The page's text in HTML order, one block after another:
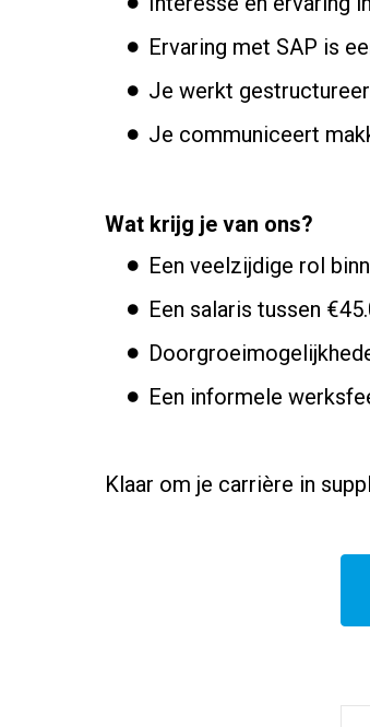
Ervaring met SAP is
Je werkt
Je communiceert
Wat krijg je van ons?
Een veelzijdige rol
Een salaris tussen
Een informele
Klaar om je carrière in